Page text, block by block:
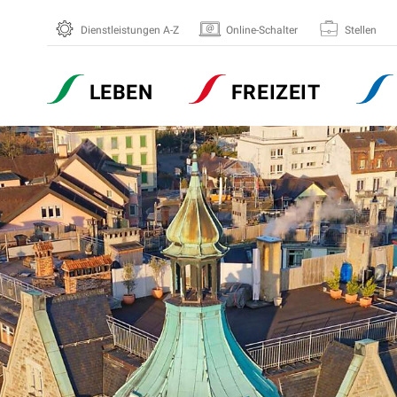
Dienstleistungen A-Z Online-Schalter Stellen
Hauptnavigation
LEBEN FREIZEIT